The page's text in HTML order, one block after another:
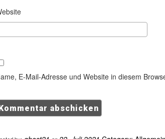
E-Mail-Adresse und Website in diesem